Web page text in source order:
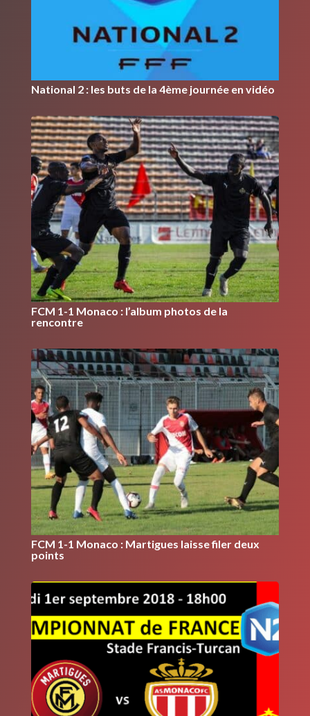
National 2 : les buts de la 4ème journée en vidéo
FCM 1-1 Monaco : l’album photos de la
rencontre
FCM 1-1 Monaco : Martigues laisse filer deux
points